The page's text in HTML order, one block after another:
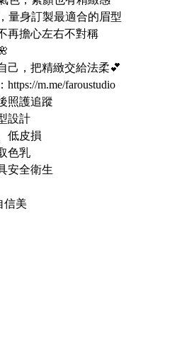
量身訂製最適合的眉型
再擔心左右不對稱
己，把精緻交給法柔💕
m.me/faroustudio
照護追蹤
設計
低皮損
色乳
安全衛生
信美